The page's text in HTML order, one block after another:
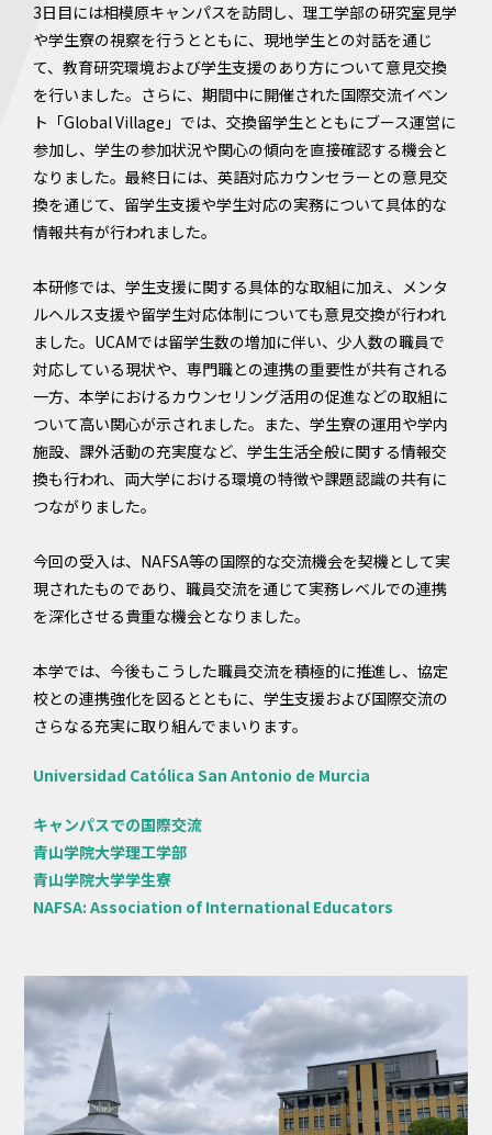
3日目には相模原キャンパスを訪問し、理工学部の研究室見学
や学生寮の視察を行うとともに、現地学生との対話を通じ
て、教育研究環境および学生支援のあり方について意見交換
を行いました。さらに、期間中に開催された国際交流イベン
ト「Global Village」では、交換留学生とともにブース運営に
参加し、学生の参加状況や関心の傾向を直接確認する機会と
なりました。最終日には、英語対応カウンセラーとの意見交
換を通じて、留学生支援や学生対応の実務について具体的な
情報共有が行われました。
本研修では、学生支援に関する具体的な取組に加え、メンタ
ルヘルス支援や留学生対応体制についても意見交換が行われ
ました。UCAMでは留学生数の増加に伴い、少人数の職員で
対応している現状や、専門職との連携の重要性が共有される
一方、本学におけるカウンセリング活用の促進などの取組に
ついて高い関心が示されました。また、学生寮の運用や学内
施設、課外活動の充実度など、学生生活全般に関する情報交
換も行われ、両大学における環境の特徴や課題認識の共有に
つながりました。
今回の受入は、NAFSA等の国際的な交流機会を契機として実
現されたものであり、職員交流を通じて実務レベルでの連携
を深化させる貴重な機会となりました。
本学では、今後もこうした職員交流を積極的に推進し、協定
校との連携強化を図るとともに、学生支援および国際交流の
さらなる充実に取り組んでまいります。
Universidad Católica San Antonio de Murcia
キャンパスでの国際交流
青山学院大学理工学部
青山学院大学学生寮
NAFSA: Association of International Educators